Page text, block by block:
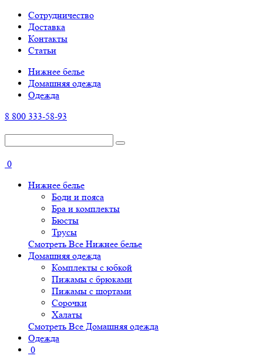
Cотрудничество
Доставка
Контакты
Статьи
Нижнее белье
Домашняя одежда
Одежда
8 800 333-58-93
0
Нижнее белье
Боди и пояса
Бра и комплекты
Бюсты
Трусы
Смотреть Все Нижнее белье
Домашняя одежда
Комплекты с юбкой
Пижамы с брюками
Пижамы с шортами
Сорочки
Халаты
Смотреть Все Домашняя одежда
Одежда
0